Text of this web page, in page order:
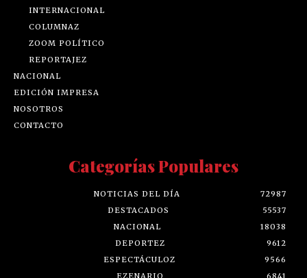
INTERNACIONAL
COLUMNAZ
ZOOM POLÍTICO
REPORTAJEZ
NACIONAL
EDICIÓN IMPRESA
NOSOTROS
CONTACTO
Categorías Populares
NOTICIAS DEL DÍA
72987
DESTACADOS
55537
NACIONAL
18038
DEPORTEZ
9612
ESPECTÁCULOZ
9566